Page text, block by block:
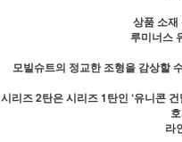
상품 소
루미너스
모빌슈트의 정교한 조형을 감상할
시리즈 2탄은 시리즈 1탄인 ‘유니콘
라